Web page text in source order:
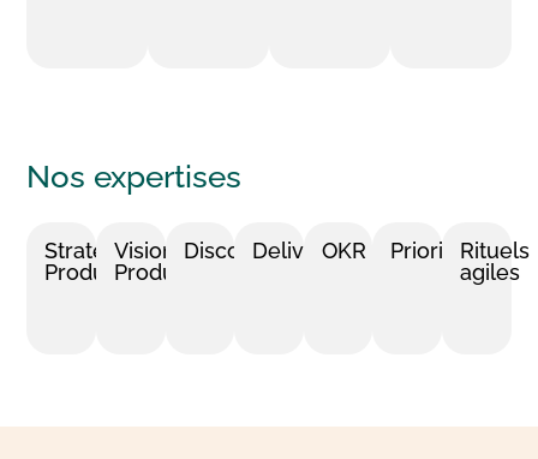
Nos expertises
Stratégie
Produit
Vision
Produit
DiscoveryDeliveryOKR Priorisation
Rituels
agiles